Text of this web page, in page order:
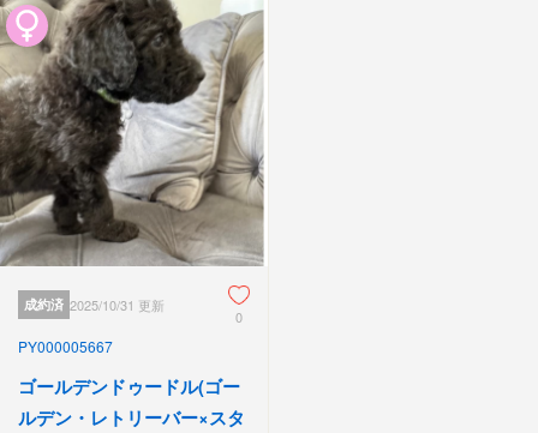
成約済 2025/10/31 更新
0
PY000005667
ゴールデンドゥードル(ゴー
ルデン・レトリーバー×スタ